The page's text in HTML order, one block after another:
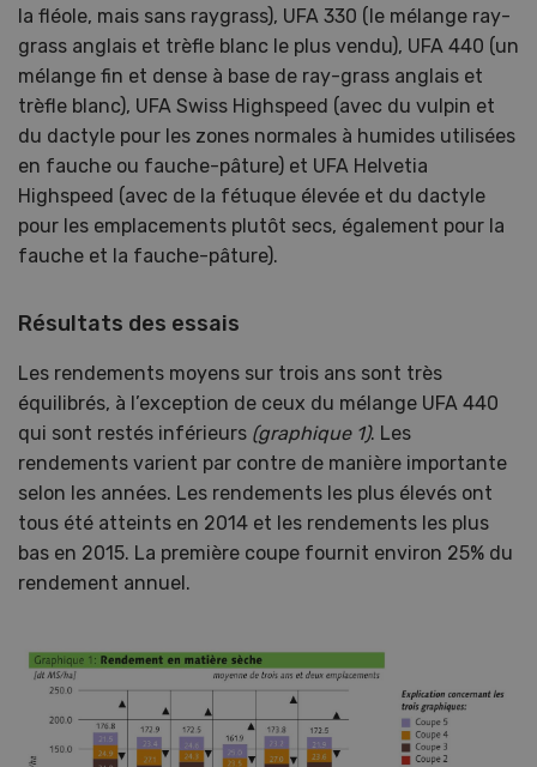
la fléole, mais sans raygrass), UFA 330 (le mélange ray-
grass anglais et trèfle blanc le plus vendu), UFA 440 (un
mélange fin et dense à base de ray-grass anglais et
trèfle blanc), UFA Swiss Highspeed (avec du vulpin et
du dactyle pour les zones normales à humides utilisées
en fauche ou fauche-pâture) et UFA Helvetia
Highspeed (avec de la fétuque élevée et du dactyle
pour les emplacements plutôt secs, également pour la
fauche et la fauche-pâture).
Résultats des essais
Les rendements moyens sur trois ans sont très
équilibrés, à l’exception de ceux du mélange UFA 440
qui sont restés inférieurs (graphique 1). Les
rendements varient par contre de manière importante
selon les années. Les rendements les plus élevés ont
tous été atteints en 2014 et les rendements les plus
bas en 2015. La première coupe fournit environ 25% du
rendement annuel.